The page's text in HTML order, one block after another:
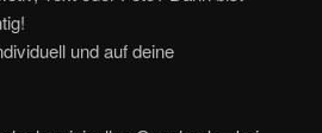
und auf deine